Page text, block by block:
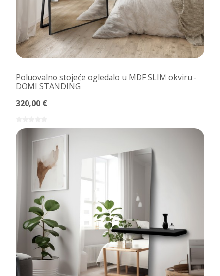
Poluovalno stojeće ogledalo u MDF SLIM okviru -
DOMI STANDING
320,00 €